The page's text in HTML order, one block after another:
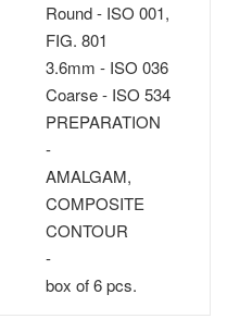
Round - ISO 001,
FIG. 801
3.6mm - ISO 036
Coarse - ISO 534
PREPARATION
-
AMALGAM,
COMPOSITE
CONTOUR
-
box of 6 pcs.